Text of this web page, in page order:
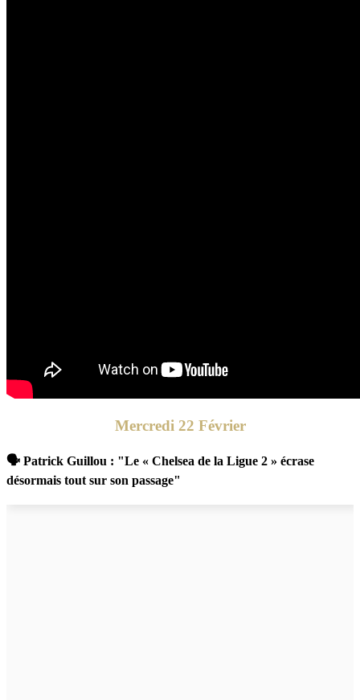
Mercredi 22 Février
🗣 Patrick Guillou : "Le « Chelsea de la Ligue 2 » écrase
désormais tout sur son passage"